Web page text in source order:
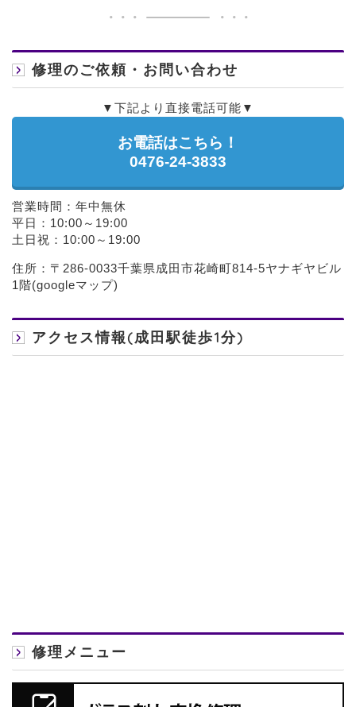
修理のご依頼・お問い合わせ
▼下記より直接電話可能▼
お電話はこちら！
0476-24-3833
営業時間：年中無休
平日：10:00～19:00
土日祝：10:00～19:00
住所：〒286-0033千葉県成田市花崎町814-5ヤナギヤビル
1階(googleマップ)
アクセス情報(成田駅徒歩1分)
修理メニュー